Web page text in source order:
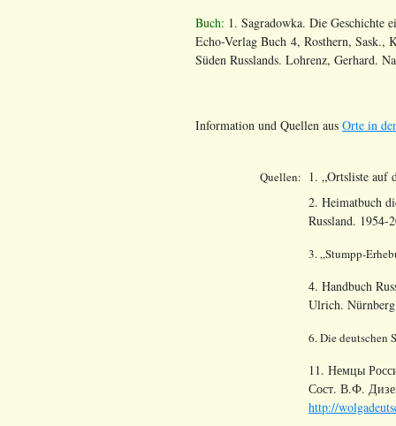
Buch: 1. Sagradowka. Die Geschichte
Echo-Verlag Buch 4, Rosthern, Sask.,
Süden Russlands. Lohrenz, Gerhard.
Information und Quellen aus Orte in
Quellen:
1. „Ortsliste auf
2. Heimatbuch
Russland. 1954-
3. „Stumpp-
4. Handbuch
Ulrich.
6. Die deutschen
11. Немцы
Сост. В.Ф.
http://